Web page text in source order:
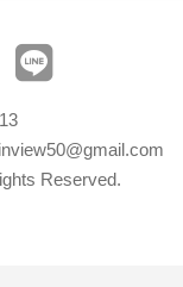
Reserved.